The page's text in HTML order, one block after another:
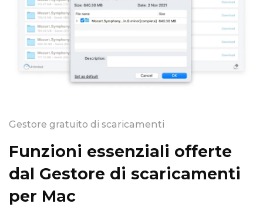
Gestore gratuito di scaricamenti
Funzioni essenziali offerte
dal Gestore di scaricamenti
per Mac